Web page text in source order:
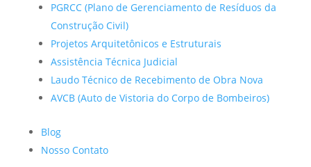
PGRCC (Plano de Gerenciamento de Resíduos da
Construção Civil)
Projetos Arquitetônicos e Estruturais
Assistência Técnica Judicial
Laudo Técnico de Recebimento de Obra Nova
AVCB (Auto de Vistoria do Corpo de Bombeiros)
Blog
Nosso Contato